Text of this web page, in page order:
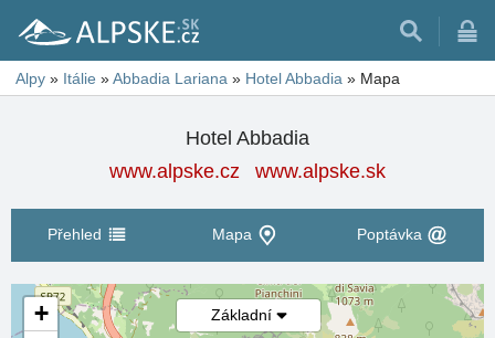
Alpy » Itálie »Abbadia Lariana » Hotel Abbadia » Mapa
Hotel Abbadia
www.alpske.cz
www.alpske.sk
Přehled Mapa Poptávka
Základní
+